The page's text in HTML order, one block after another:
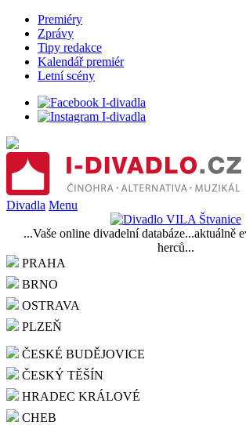
Premiéry
Zprávy
Tipy redakce
Kalendář premiér
Letní scény
Divadla Menu
...Vaše online divadelní databáze...aktuálně
herců...
PRAHA
BRNO
OSTRAVA
PLZEŇ
ČESKÉ BUDĚJOVICE
ČESKÝ TĚŠÍN
HRADEC KRÁLOVÉ
CHEB